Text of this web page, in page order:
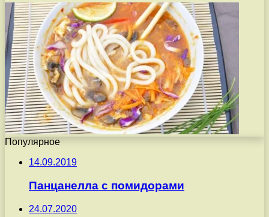
Популярное
14.09.2019
Панцанелла с помидорами
24.07.2020